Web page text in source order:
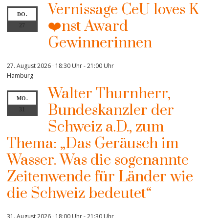
DO.
27
Vernissage CeU loves K
❤️nst Award
Gewinnerinnen
27. August 2026 · 18:30 Uhr-21:00 Uhr
Hamburg
MO.
Walter Thurnherr,
Bundeskanzler der
Schweiz a.D., zum
Thema: „Das Geräusch im
Wasser. Was die sogenannte
Zeitenwende für Länder wie
die Schweiz bedeutet“